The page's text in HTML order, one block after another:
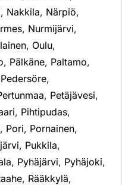
, Nakkila, Närpiö,
, Nurmijärvi,
, Oulu,
, Pälkäne, Paltamo,
Pedersöre,
, Petäjävesi,
, Pihtipudas,
, Pori, Pornainen,
, Pukkila,
, Pyhäjärvi, Pyhäjoki,
, Rääkkylä,